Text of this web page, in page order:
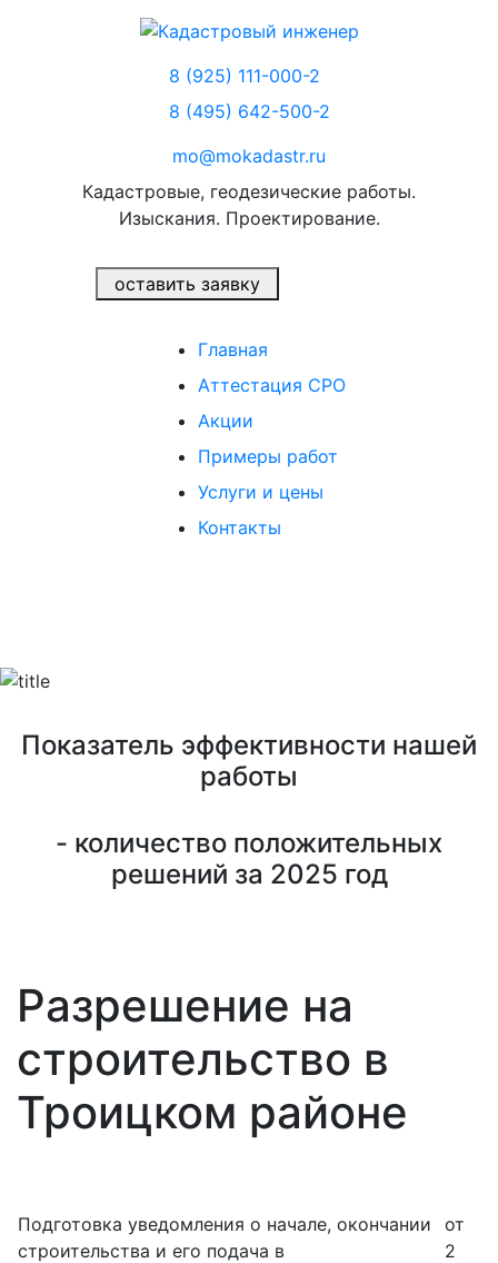
8 (925) 111-000-2
8 (495) 642-500-2
mo@mokadastr.ru
Кадастровые, геодезические работы.
Изыскания. Проектирование.
оставить заявку
Главная
Аттестация СРО
Акции
Примеры работ
Услуги и цены
Контакты
Показатель эффективности нашей
работы
- количество положительных
решений за 2025 год
Разрешение на
строительство в
Троицком районе
Подготовка уведомления о начале, окончании
строительства и его подача в
от
2